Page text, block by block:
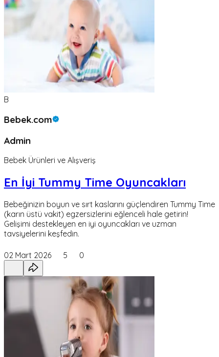
B
Bebek.com
Admin
Bebek Ürünleri ve Alışveriş
En İyi Tummy Time Oyuncakları
Bebeğinizin boyun ve sırt kaslarını güçlendiren Tummy Time
(karın üstü vakit) egzersizlerini eğlenceli hale getirin!
Gelişimi destekleyen en iyi oyuncakları ve uzman
tavsiyelerini keşfedin.
02 Mart 2026 5 0